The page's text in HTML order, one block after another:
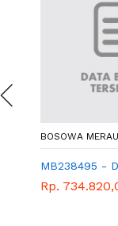
BOSOWA
MB238495 -
Rp.